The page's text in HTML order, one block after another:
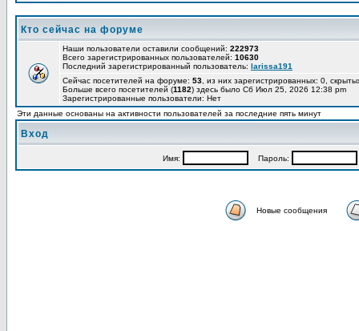
Кто сейчас на форуме
Наши пользователи оставили сообщений: 222973
Всего зарегистрированных пользователей: 10630
Последний зарегистрированный пользователь: larissa191
Сейчас посетителей на форуме: 53 , из них зарегистрированных: 0,
Больше всего посетителей (1182) здесь было Сб Июл 25, 2026 12:38 pm
Зарегистрированные пользователи: Нет
Эти данные основаны на активности пользователей за последние пять минут
Вход
Имя: Пароль:
Новые сообщения